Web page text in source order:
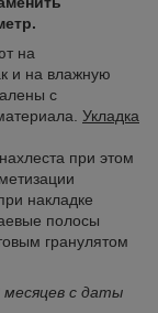
на
и на влажную
с
Укладка
при этом
накладке
полосы
гранулятом
с даты